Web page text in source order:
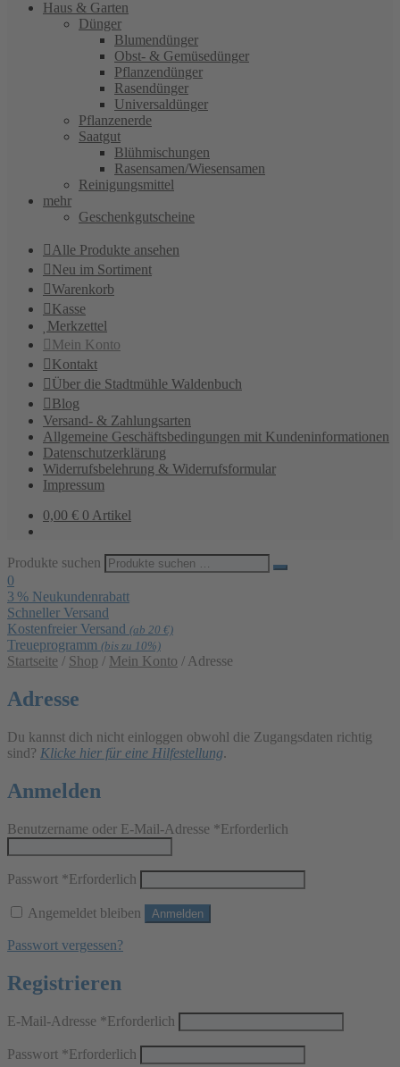
Haus & Garten
Dünger
Blumendünger
Obst- & Gemüsedünger
Pflanzendünger
Rasendünger
Universaldünger
Pflanzenerde
Saatgut
Blühmischungen
Rasensamen/Wiesensamen
Reinigungsmittel
mehr
Geschenkgutscheine
Alle Produkte ansehen
Neu im Sortiment
Warenkorb
Kasse
Merkzettel
Mein Konto
Kontakt
Über die Stadtmühle Waldenbuch
Blog
Versand- & Zahlungsarten
Allgemeine Geschäftsbedingungen mit Kundeninformationen
Datenschutzerklärung
Widerrufsbelehrung & Widerrufsformular
Impressum
0,00 € 0 Artikel
Produkte suchen
0
3 % Neukundenrabatt
Schneller Versand
Kostenfreier Versand (ab 20 €)
Treueprogramm (bis zu 10%)
Startseite / Shop / Mein Konto / Adresse
Adresse
Du kannst dich nicht einloggen obwohl die Zugangsdaten richtig
sind? Klicke hier für eine Hilfestellung.
Anmelden
Benutzername oder E-Mail-Adresse *Erforderlich
Passwort *Erforderlich
Angemeldet bleiben Anmelden
Passwort vergessen?
Registrieren
E-Mail-Adresse *Erforderlich
Passwort *Erforderlich